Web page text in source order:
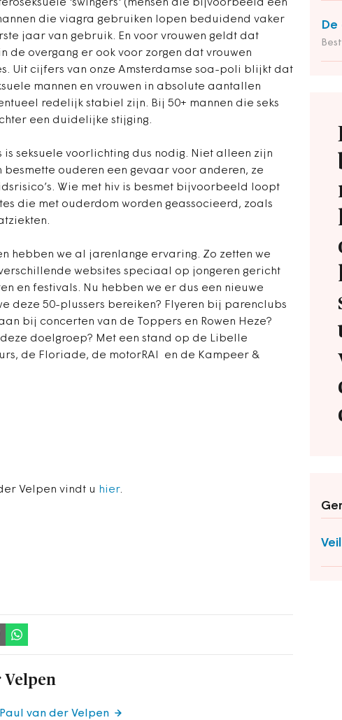
'swingers' (mensen die bijvoorbeeld een
die viagra gebruiken lopen beduidend vaker
jaar van gebruik. En voor vrouwen geldt dat
de overgang er ook voor zorgen dat vrouwen
Uit cijfers van onze Amsterdamse soa-poli blijkt dat
mannen en vrouwen in absolute aantallen
redelijk stabiel zijn. Bij 50+ mannen die seks
een duidelijke stijging.
is seksuele voorlichting dus nodig. Niet alleen zijn
besmette ouderen een gevaar voor anderen, ze
Wie met hiv is besmet bijvoorbeeld loopt
die met ouderdom worden geassocieerd, zoals
hebben we al jarenlange ervaring. Zo zetten we
websites speciaal op jongeren gericht
en festivals. Nu hebben we er dus een nieuwe
deze 50-plussers bereiken? Flyeren bij parenclubs
bij concerten van de Toppers en Rowen Heze?
doelgroep? Met een stand op de Libelle
de Floriade, de motorRAI en de Kampeer &
Velpen vindt u hier.
Velpen
van der Velpen